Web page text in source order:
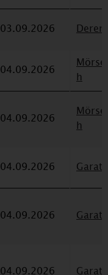
03.09.2026
04.09.2026
h
04.09.2026
h
04.09.2026 Garath
04.09.2026 Garath
04.09.2026 Garath